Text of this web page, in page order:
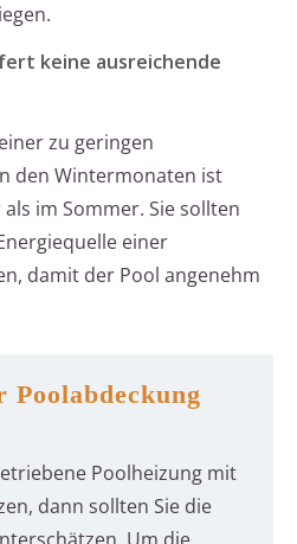
keine ausreichende
zu geringen
den Wintermonaten ist
im Sommer. Sie sollten
einer
damit der Pool angenehm
Poolheizung mit
dann sollten Sie die